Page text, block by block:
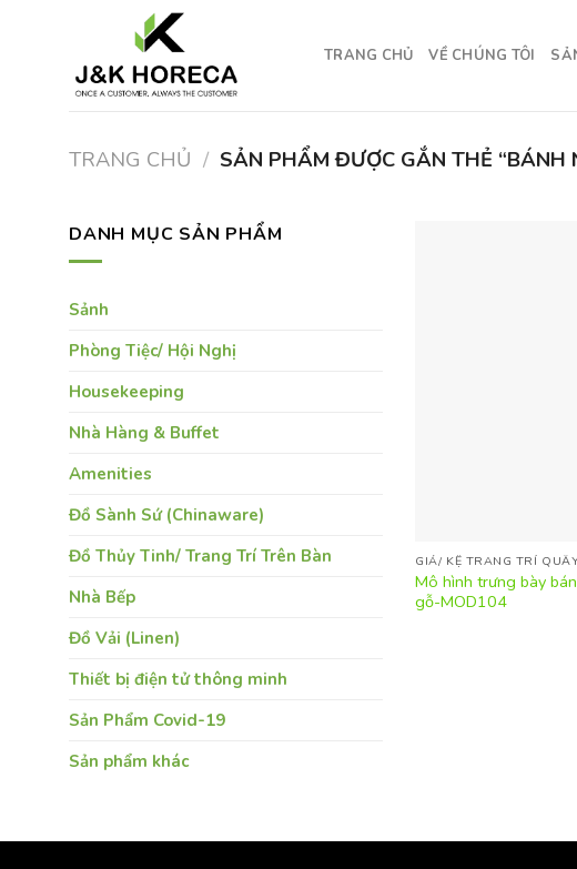
TRANG CHỦ VỀ CHÚNG TÔI
TRANG CHỦ / SẢN PHẨM ĐƯỢC GẮN THẺ “BÁNH
DANH MỤC SẢN PHẨM
Sảnh
Phòng Tiệc/ Hội Nghị
Housekeeping
Nhà Hàng & Buffet
Amenities
Đồ Sành Sứ (Chinaware)
Đồ Thủy Tinh/ Trang Trí Trên Bàn
Nhà Bếp
Đồ Vải (Linen)
Thiết bị điện tử thông minh
Sản Phẩm Covid-19
Sản phẩm khác
GIÁ/ KỆ TRANG TRÍ
Mô hình trưng bày
gỗ-MOD104